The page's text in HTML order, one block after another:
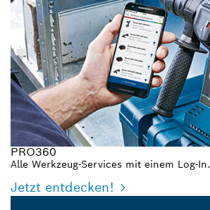
PRO360
Alle Werkzeug-Services mit einem Log-In.
Jetzt entdecken!